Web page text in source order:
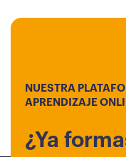
NUESTRA
APRENDIZAJE
¿Ya